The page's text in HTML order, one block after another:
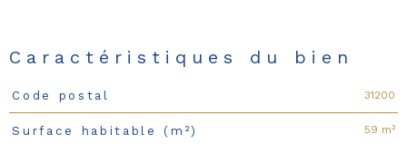
Caractéristiques du bien
Caractéristiques
Code postal 31200
Surface habitable (m²) 59 m²